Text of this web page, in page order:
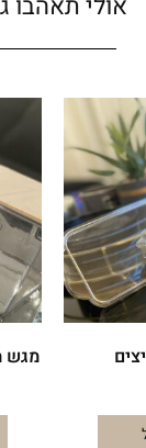
מגש